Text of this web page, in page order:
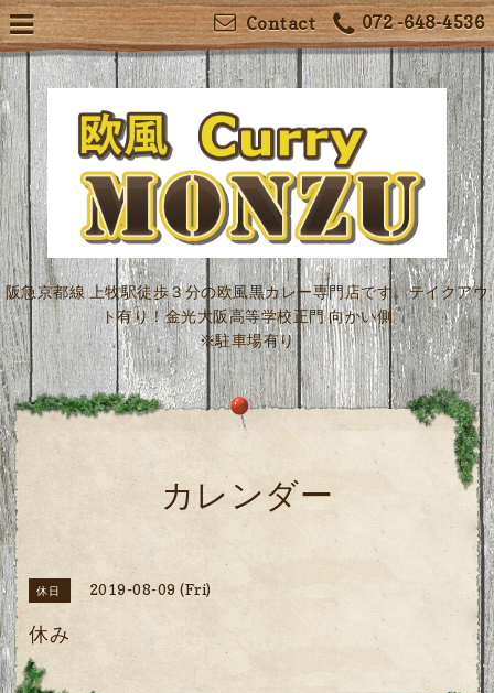
072 -648-4536
Contact
阪急京都線 上牧駅徒歩３分の欧風黒カレー専門店です。テイクアウ
ト有り！金光大阪高等学校正門 向かい側
※駐車場有り
カレンダー
休日 2019-08-09 (Fri)
休み